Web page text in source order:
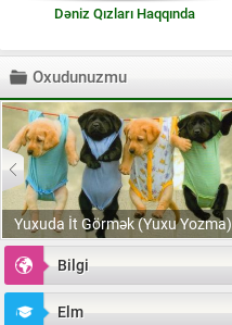
Dəniz Qızları Haqqında
Oxudunuzmu
Yuxuda İt Görmək (Yuxu Yozma)
Bilgi
Elm